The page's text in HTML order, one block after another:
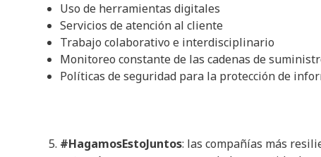
Uso de herramientas digitales
Servicios de atención al cliente
Trabajo colaborativo e interdisciplinario
Monitoreo constante de las cadenas de
Políticas de seguridad para la protección de
#HagamosEstoJuntos: las compañías más